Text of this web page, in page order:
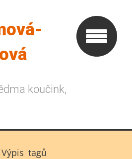
koučink,
Výpis tagů